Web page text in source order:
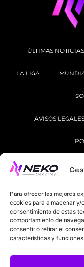
Para ofrecer las mejores
cookies para almacenar y/
consentimiento de estas
comportamiento de
consentir o retirar el
características y funciones.
ÚLTIMAS NOTICIAS
LA LIGA
AVISOS LEGALES